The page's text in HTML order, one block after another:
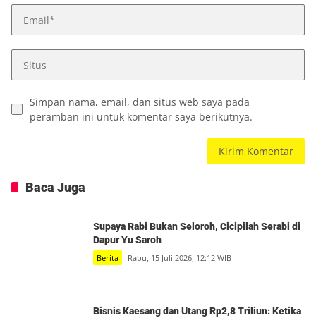
Simpan nama, email, dan situs web saya pada
peramban ini untuk komentar saya berikutnya.
Baca Juga
Supaya Rabi Bukan Seloroh, Cicipilah Serabi di
Dapur Yu Saroh
Berita Rabu, 15 Juli 2026, 12:12 WIB
Bisnis Kaesang dan Utang Rp2,8 Triliun: Ketika